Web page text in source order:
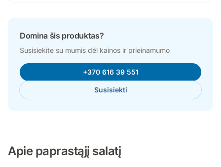
Domina šis produktas?
Susisiekite su mumis dėl kainos ir prieinamumo
+370 616 39 551
Susisiekti
Apie paprastąjį salatį